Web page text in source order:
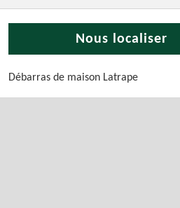
Nous localiser
Débarras de maison Latrape